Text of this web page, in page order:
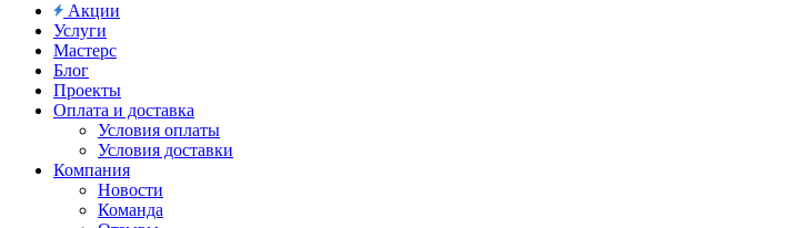
Акции
Услуги
Мастерс
Блог
Проекты
Оплата и доставка
Условия оплаты
Условия доставки
Компания
Новости
Команда